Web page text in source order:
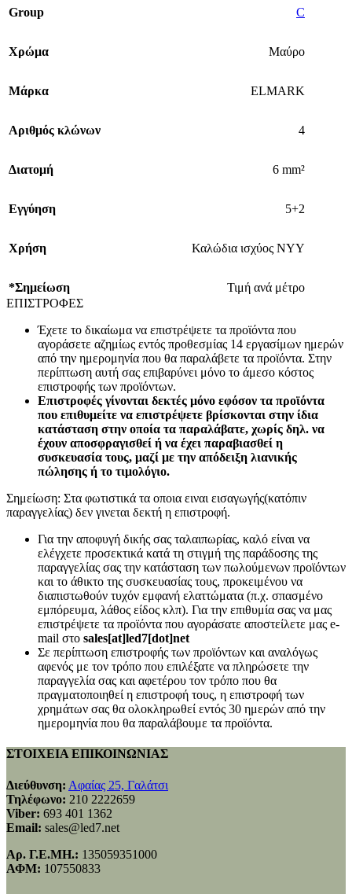
Group C
Χρώμα Μαύρο
Μάρκα ELMARK
Αριθμός κλώνων 4
Διατομή 6 mm²
Εγγύηση 5+2
Χρήση Καλώδια ισχύος ΝΥΥ
*Σημείωση
Τιμή ανά μέτρο
ΕΠΙΣΤΡΟΦΕΣ
Έχετε το δικαίωμα να επιστρέψετε τα προϊόντα που
αγοράσετε αζημίως εντός προθεσμίας 14 εργασίμων ημερών
από την ημερομηνία που θα παραλάβετε τα προϊόντα. Στην
περίπτωση αυτή σας επιβαρύνει μόνο το άμεσο κόστος
επιστροφής των προϊόντων.
Επιστροφές γίνονται δεκτές μόνο εφόσον τα προϊόντα
που επιθυμείτε να επιστρέψετε βρίσκονται στην ίδια
κατάσταση στην οποία τα παραλάβατε, χωρίς δηλ. να
έχουν αποσφραγισθεί ή να έχει παραβιασθεί η
συσκευασία τους, μαζί με την απόδειξη λιανικής
πώλησης ή το τιμολόγιο.
Σημείωση: Στα φωτιστικά τα οποια ειναι εισαγωγής(κατόπιν
παραγγελίας) δεν γινεται δεκτή η επιστροφή.
Για την αποφυγή δικής σας ταλαιπωρίας, καλό είναι να
ελέγχετε προσεκτικά κατά τη στιγμή της παράδοσης της
παραγγελίας σας την κατάσταση των πωλούμενων προϊόντων
και το άθικτο της συσκευασίας τους, προκειμένου να
διαπιστωθούν τυχόν εμφανή ελαττώματα (π.χ. σπασμένο
εμπόρευμα, λάθος είδος κλπ). Για την επιθυμία σας να μας
επιστρέψετε τα προϊόντα που αγοράσατε αποστείλετε μας e-
mail στο sales[at]led7[dot]net
Σε περίπτωση επιστροφής των προϊόντων και αναλόγως
αφενός με τον τρόπο που επιλέξατε να πληρώσετε την
παραγγελία σας και αφετέρου τον τρόπο που θα
πραγματοποιηθεί η επιστροφή τους, η επιστροφή των
χρημάτων σας θα ολοκληρωθεί εντός 30 ημερών από την
ημερομηνία που θα παραλάβουμε τα προϊόντα.
ΣΤΟΙΧΕΙΑ ΕΠΙΚΟΙΝΩΝΙΑΣ
Διεύθυνση: Αφαίας 25, Γαλάτσι
Τηλέφωνο: 210 2222659
Viber: 693 401 1362
Email: sales@led7.net
Αρ. Γ.Ε.ΜΗ.: 135059351000
ΑΦΜ: 107550833